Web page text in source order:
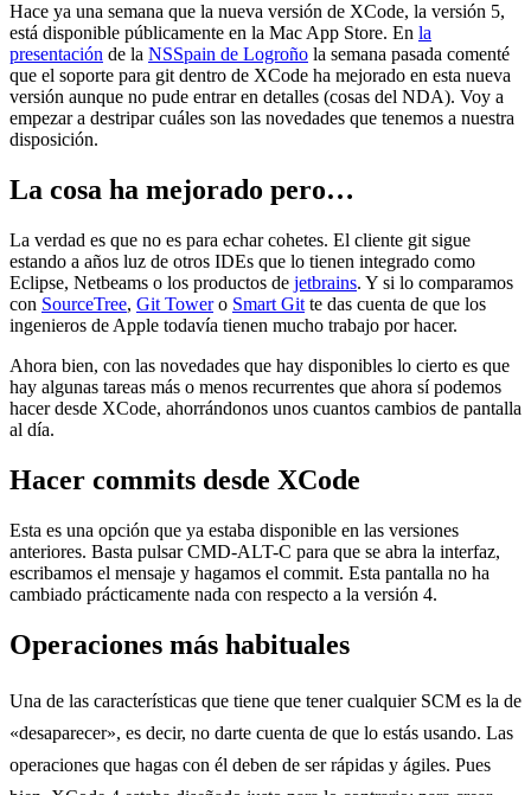
Hace ya una semana que la nueva versión de XCode, la versión 5,
está disponible públicamente en la Mac App Store. En la
presentación de la NSSpain de Logroño la semana pasada comenté
que el soporte para git dentro de XCode ha mejorado en esta nueva
versión aunque no pude entrar en detalles (cosas del NDA). Voy a
empezar a destripar cuáles son las novedades que tenemos a nuestra
disposición.
La cosa ha mejorado pero…
La verdad es que no es para echar cohetes. El cliente git sigue
estando a años luz de otros IDEs que lo tienen integrado como
Eclipse, Netbeams o los productos de jetbrains. Y si lo comparamos
con SourceTree, Git Towero Smart Git te das cuenta de que los
ingenieros de Apple todavía tienen mucho trabajo por hacer.
Ahora bien, con las novedades que hay disponibles lo cierto es que
hay algunas tareas más o menos recurrentes que ahora sí podemos
hacer desde XCode, ahorrándonos unos cuantos cambios de pantalla
al día.
Hacer commits desde XCode
Esta es una opción que ya estaba disponible en las versiones
anteriores. Basta pulsar CMD-ALT-C para que se abra la interfaz,
escribamos el mensaje y hagamos el commit. Esta pantalla no ha
cambiado prácticamente nada con respecto a la versión 4.
Operaciones más habituales
Una de las características que tiene que tener cualquier SCM es la de
«desaparecer», es decir, no darte cuenta de que lo estás usando. Las
operaciones que hagas con él deben de ser rápidas y ágiles. Pues